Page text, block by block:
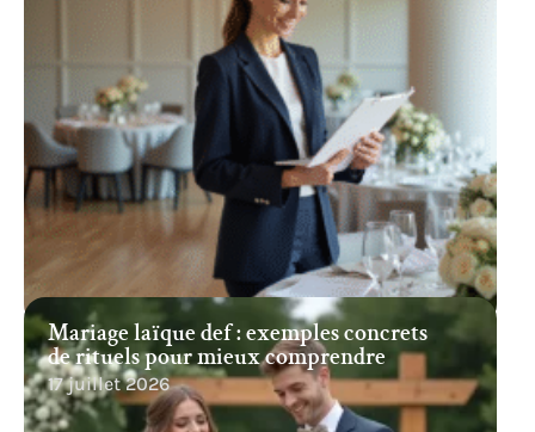
Mariage laïque def : exemples concrets
de rituels pour mieux comprendre
17 juillet 2026